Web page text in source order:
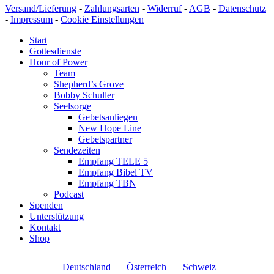
Versand/Lieferung - Zahlungsarten - Widerruf- AGB - Datenschutz
- Impressum - Cookie Einstellungen
Start
Gottesdienste
Hour of Power
Team
Shepherd’s Grove
Bobby Schuller
Seelsorge
Gebetsanliegen
New Hope Line
Gebetspartner
Sendezeiten
Empfang TELE 5
Empfang Bibel TV
Empfang TBN
Podcast
Spenden
Unterstützung
Kontakt
Shop
Deutschland Österreich Schweiz